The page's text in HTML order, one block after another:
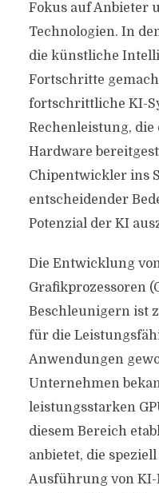
Fokus auf Anbieter
Technologien. In
die künstliche
Fortschritte
fortschrittliche KI-
Rechenleistung,
Hardware
Chipentwickler ins
entscheidender
Potenzial der KI
Die Entwicklung
Grafikprozessoren
Beschleunigern ist
für die
Anwendungen
Unternehmen
leistungsstarken
diesem Bereich
anbietet, die
Ausführung von